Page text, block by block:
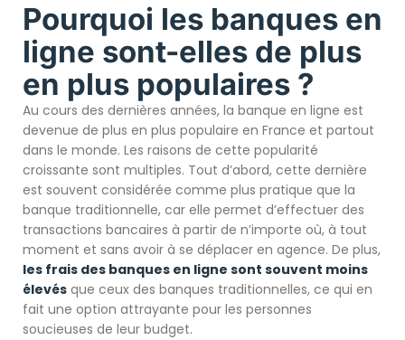
Pourquoi les banques en
ligne sont-elles de plus
en plus populaires ?
Au cours des dernières années, la banque en ligne est
devenue de plus en plus populaire en France et partout
dans le monde. Les raisons de cette popularité
croissante sont multiples. Tout d’abord, cette dernière
est souvent considérée comme plus pratique que la
banque traditionnelle, car elle permet d’effectuer des
transactions bancaires à partir de n’importe où, à tout
moment et sans avoir à se déplacer en agence. De plus,
les frais des banques en ligne sont souvent moins
élevés que ceux des banques traditionnelles, ce qui en
fait une option attrayante pour les personnes
soucieuses de leur budget.